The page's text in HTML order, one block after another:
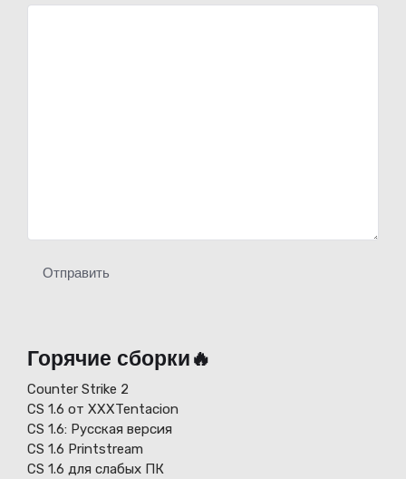
Отправить
Горячие сборки🔥
Counter Strike 2
CS 1.6 от XXXTentacion
СS 1.6: Русская версия
CS 1.6 Printstream
CS 1.6 для слабых ПК